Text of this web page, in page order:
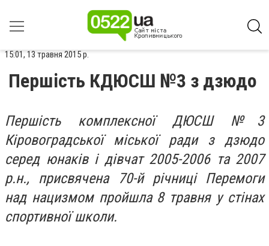
15:01, 13 травня 2015 р.
Першість КДЮСШ №3 з дзюдо
Першість комплексної ДЮСШ №3
Кіровоградської міської ради з дзюдо
серед юнаків і дівчат 2005-2006 та 2007
р.н., присвячена 70-й річниці Перемоги
над нацизмом пройшла 8 травня у стінах
спортивної школи.